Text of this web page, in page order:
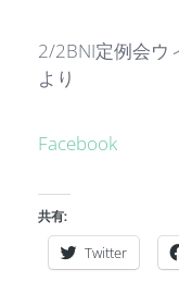
2/2BNI定例会ウ
より
Facebook
共有:
Twitter